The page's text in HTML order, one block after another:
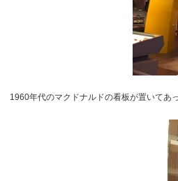
1960年代のマクドナルドの看板が置いてあ